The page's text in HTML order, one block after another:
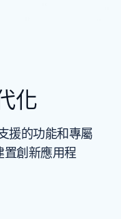
化
援的功能和專屬
置創新應用程